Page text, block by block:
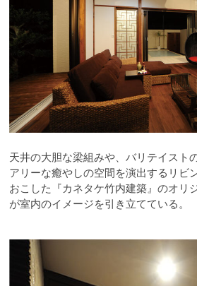
天井の大胆な梁組みや、バリテイスト
アリーな癒やしの空間を演出するリビ
おこした『カネタケ竹内建築』のオリ
が室内のイメージを引き立てている。